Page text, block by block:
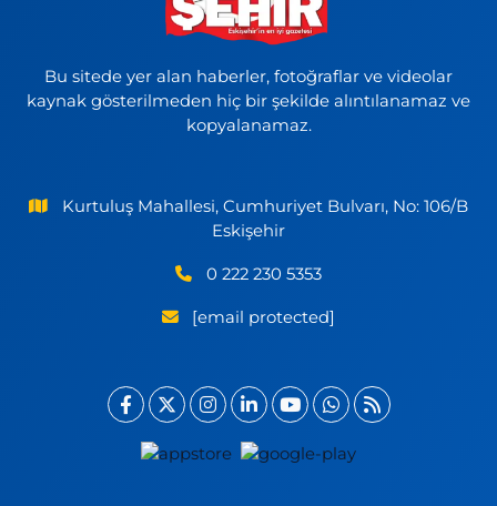
Bu sitede yer alan haberler, fotoğraflar ve videolar
kaynak gösterilmeden hiç bir şekilde alıntılanamaz ve
kopyalanamaz.
Kurtuluş Mahallesi, Cumhuriyet Bulvarı, No: 106/B
Eskişehir
0 222 230 5353
[email protected]